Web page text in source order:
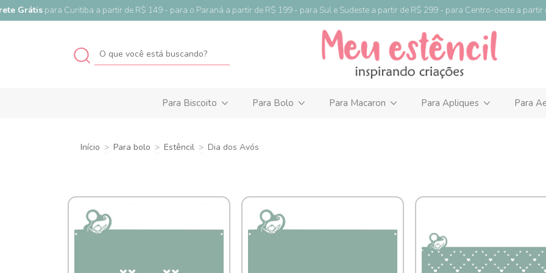
para Curitiba a partir de R$ 149 - para o Paraná a partir de R$ 199 - para Sul e Sudeste a partir de R$ 299 - para Centro-oeste a partir de
Para Biscoito Para Bolo Para Macaron Para Apliques Para
Início > Para bolo > Estêncil > Dia dos Avós